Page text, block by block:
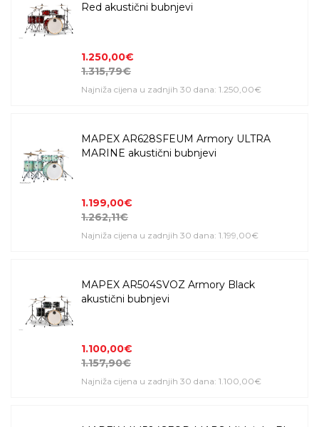
Red akustični bubnjevi
1.250,00€
1.315,79€
Najniža cijena u zadnjih 30 dana: 1.250,00€
MAPEX AR628SFEUM Armory ULTRA
MARINE akustični bubnjevi
1.199,00€
1.262,11€
Najniža cijena u zadnjih 30 dana: 1.199,00€
MAPEX AR504SVOZ Armory Black
akustični bubnjevi
1.100,00€
1.157,90€
Najniža cijena u zadnjih 30 dana: 1.100,00€